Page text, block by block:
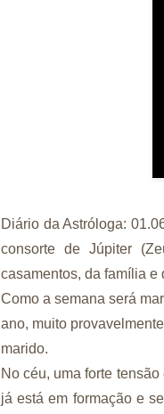
Diário da Astróloga:
consorte de Júpiter
casamentos, da família e
Como a semana será
ano, muito
marido.
No céu, uma forte
já está em formação e